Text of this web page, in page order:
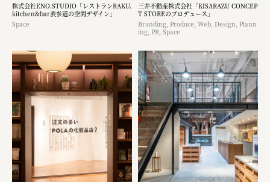
株式会社ENO.STUDIO「レストランRAKU.
kitchen&bar表参道の空間デザイン」
Space
三井不動産株式会社「KISARAZU CONCEP
T STOREのプロデュース」
Branding, Produce, Web, Design, Plann
ing, PR, Space